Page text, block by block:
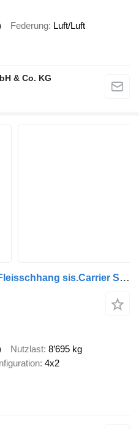
Federung Luft/Luft
& Co. KG
Volvo FM330 TÜV 04-2027/Fleisschhang sis.Carrier Supra750
Nutzlast 8’695 kg
4x2